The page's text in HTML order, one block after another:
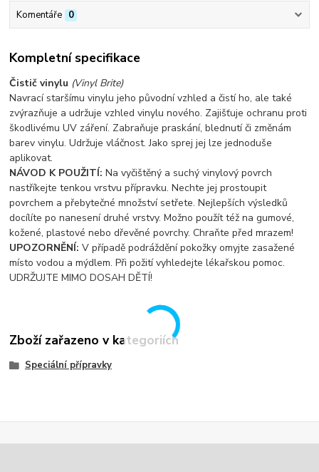
Komentáře 0
Kompletní specifikace
Čistič vinylu (Vinyl Brite)
Navrací staršímu vinylu jeho původní vzhled a čistí ho, ale také
zvýrazňuje a udržuje vzhled vinylu nového. Zajišťuje ochranu proti
škodlivému UV záření. Zabraňuje praskání, blednutí či změnám
barev vinylu. Udržuje vláčnost. Jako sprej jej lze jednoduše
aplikovat.
NÁVOD K POUŽITÍ:Na vyčištěný a suchý vinylový povrch
nastříkejte tenkou vrstvu přípravku. Nechte jej prostoupit
povrchem a přebytečné množství setřete. Nejlepších výsledků
docílíte po nanesení druhé vrstvy. Možno použít též na gumové,
kožené, plastové nebo dřevěné povrchy. Chraňte před mrazem!
UPOZORNĚNÍ:V případě podráždění pokožky omyjte zasažené
místo vodou a mýdlem. Při požití vyhledejte lékařskou pomoc.
UDRŽUJTE MIMO DOSAH DĚTÍ!
Zboží zařazeno v kategoriích
Speciální přípravky